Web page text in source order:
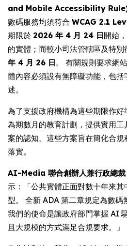
and Mobile Accessibility
數碼服務均須符合 WCAG 2.1
期限於 2026 年 4 月 24 日開始
的實體；而較小司法管轄區及特別
年 4 月 26 日。 有關規則要求網
體內容必須設有無障礙功能，包
述。
為了支援政府機構為這些期限作
為期數月的教育計劃，提供實用
案的認知。這些方案旨在簡化合
落實。
AI-Media 聯合創辦人兼行政總
示：「公共實體正面對數十年來
型。 全新 ADA 第二章規定為數碼
我們的使命是讓政府部門掌握 AI
且大規模的方式滿足合規要求。」